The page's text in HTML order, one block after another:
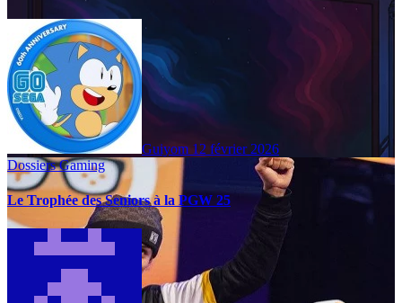
Guiyom 12 février 2026
Dossiers Gaming
Le Trophée des Seniors à la PGW 25